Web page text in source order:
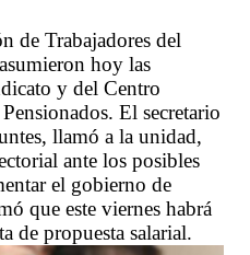
de Trabajadores del
hoy las
y del Centro
El secretario
llamó a la unidad,
ante los posibles
el gobierno de
que este viernes habrá
de propuesta salarial.